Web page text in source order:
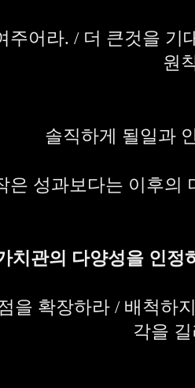
주어라. / 더 큰것을 기
원
솔직하게 될일과
은 성과보다는 이후의
치관의 다양성을 인정
을 확장하라 / 배척하
각을